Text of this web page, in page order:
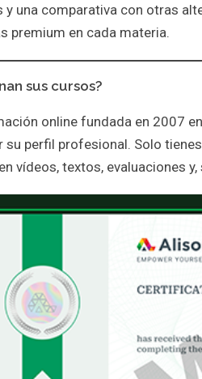
una comparativa con otras
premium en cada materia.
sus cursos?
online fundada en 2007
perfil profesional. Solo
vídeos, textos, evaluaciones